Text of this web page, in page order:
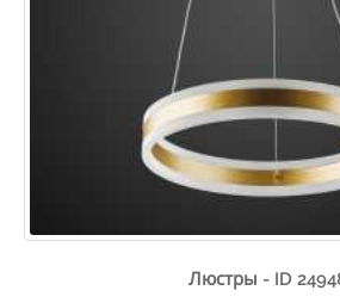
Люстры - ID